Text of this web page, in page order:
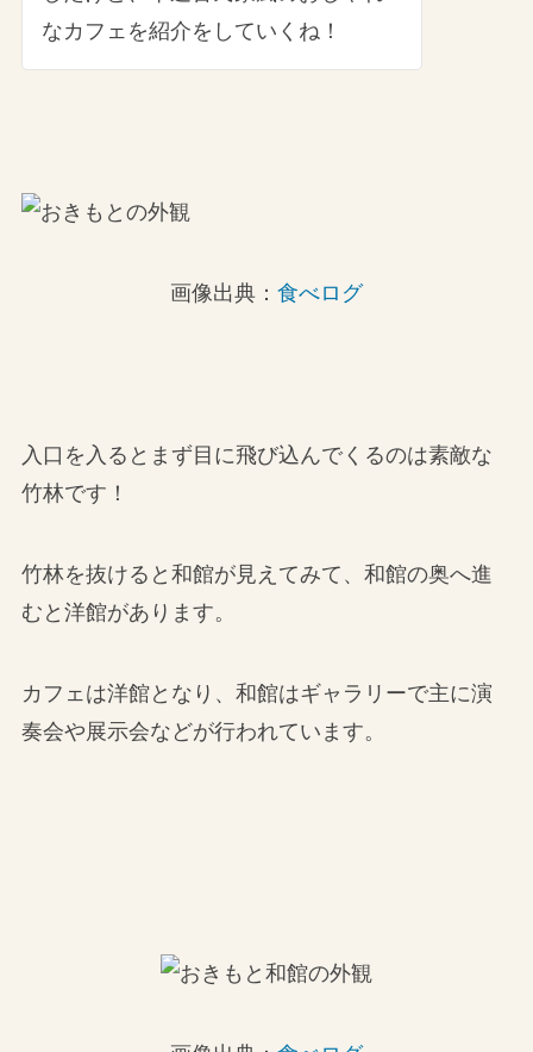
なカフェを紹介をしていくね！
画像出典： 食べログ
入口を入るとまず目に飛び込んでくるのは素敵な
竹林です！
竹林を抜けると和館が見えてみて、和館の奥へ進
むと洋館があります。
カフェは洋館となり、和館はギャラリーで主に演
奏会や展示会などが行われています。